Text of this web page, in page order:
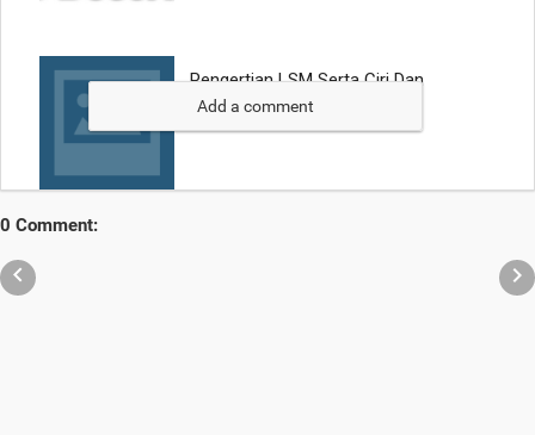
Add a comment
0 Comment:
 